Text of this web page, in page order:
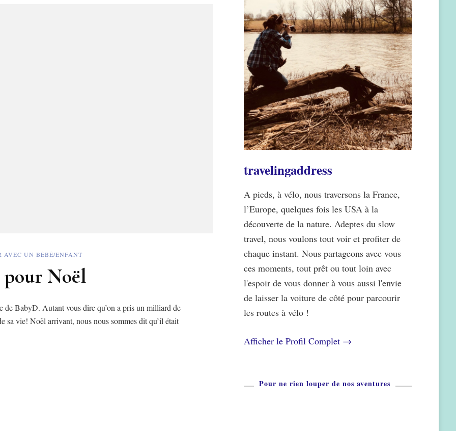
AVEC UN BÉBÉ/ENFANT
pour Noël
de BabyD. Autant vous dire qu’on a pris un milliard de
sa vie! Noël arrivant, nous nous sommes dit qu’il était
travelingaddress
A pieds, à vélo, nous traversons la France,
l’Europe, quelques fois les USA à la
découverte de la nature. Adeptes du slow
travel, nous voulons tout voir et profiter de
chaque instant. Nous partageons avec vous
ces moments, tout prêt ou tout loin avec
l'espoir de vous donner à vous aussi l'envie
de laisser la voiture de côté pour parcourir
les routes à vélo !
Afficher le Profil Complet →
Pour ne rien louper de nos aventures